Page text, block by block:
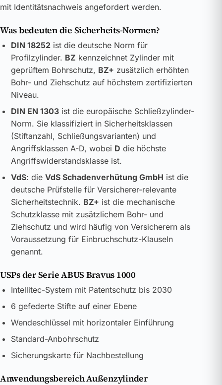
mit Identitätsnachweis angefordert werden.
Was bedeuten die Sicherheits-Normen?
DIN 18252ist die deutsche Norm für
Profilzylinder. BZ kennzeichnet Zylinder mit
geprüftem Bohrschutz, BZ+ zusätzlich erhöhten
Bohr- und Ziehschutz auf höchstem zertifizierten
Niveau.
DIN EN 1303ist die europäische Schließzylinder-
Norm. Sie klassifiziert in Sicherheitsklassen
(Stiftanzahl, Schließungsvarianten) und
Angriffsklassen A-D, wobei D die höchste
Angriffswiderstandsklasse ist.
VdS: die VdS Schadenverhütung GmbH ist die
deutsche Prüfstelle für Versicherer-relevante
Sicherheitstechnik. BZ+ ist die mechanische
Schutzklasse mit zusätzlichem Bohr- und
Ziehschutz und wird häufig von Versicherern als
Voraussetzung für Einbruchschutz-Klauseln
genannt.
USPs der Serie ABUS Bravus 1000
Intellitec-System mit Patentschutz bis 2030
6 gefederte Stifte auf einer Ebene
Wendeschlüssel mit horizontaler Einführung
Standard-Anbohrschutz
Sicherungskarte für Nachbestellung
Anwendungsbereich Außenzylinder